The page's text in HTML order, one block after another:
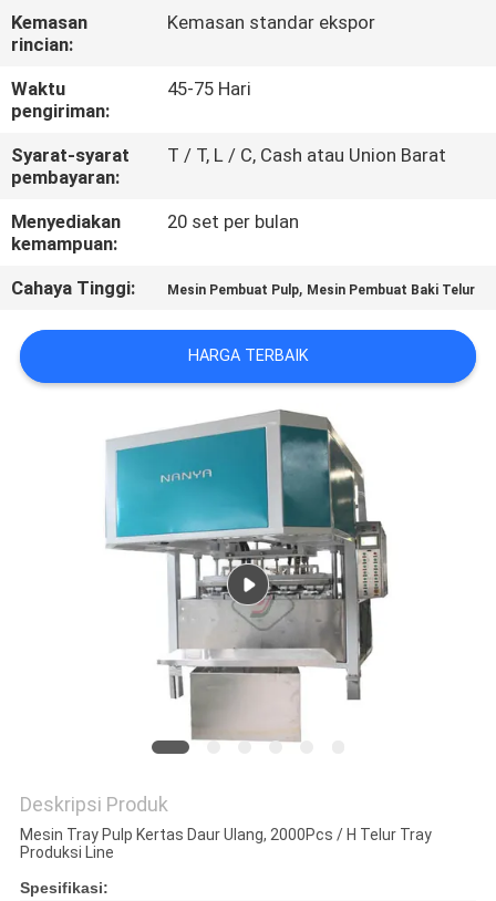
TUR
PABRIK
KONTROL
KUALITAS
HUBUNGI
KAMI
BERITA
Kemasan
rincian:
Kemasan standar ekspor
Waktu
pengiriman:
45-75 Hari
Syarat-syarat
pembayaran:
T / T, L / C, Cash atau Union Barat
Menyediakan
kemampuan:
20 set per bulan
Cahaya Tinggi: Mesin Pembuat Pulp, Mesin Pembuat Baki Telur
HARGA TERBAIK
Deskripsi Produk
Mesin Tray Pulp Kertas Daur Ulang, 2000Pcs / H Telur Tray
Produksi Line
Spesifikasi: